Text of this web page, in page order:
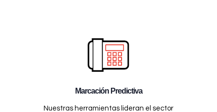
Marcación Predictiva
Nuestras herramientas lideran el sector